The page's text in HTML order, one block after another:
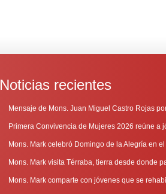
Noticias recientes